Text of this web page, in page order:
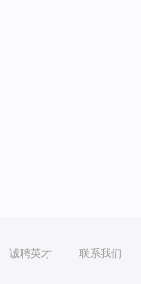
诚聘英才 联系我们